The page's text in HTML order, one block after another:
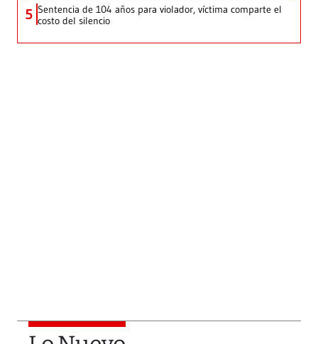
5 Sentencia de 104 años para violador, víctima comparte el
costo del silencio